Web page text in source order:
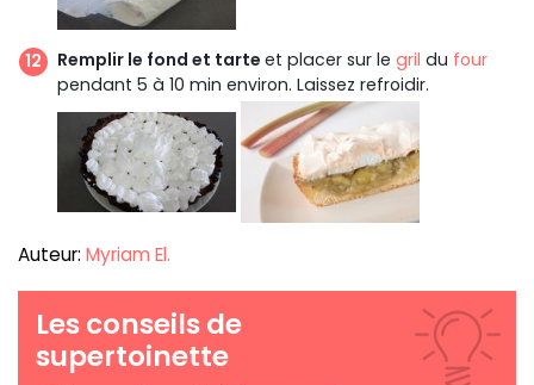
Remplir le fond et tarte et placer sur le gril du four
pendant 5 à 10 min environ. Laissez refroidir.
Auteur: Myriam El.
Les conseils de
supertoinette